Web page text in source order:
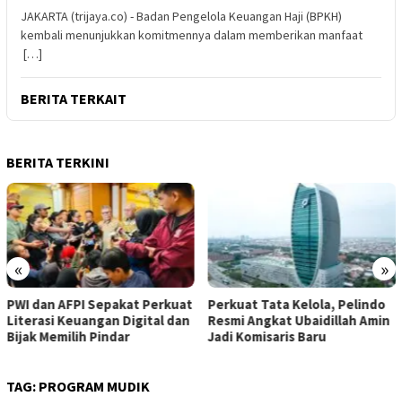
JAKARTA (trijaya.co) - Badan Pengelola Keuangan Haji (BPKH)
kembali menunjukkan komitmennya dalam memberikan manfaat
[…]
BERITA TERKAIT
BERITA TERKINI
« »
​Perkuat Tata Kelola, Pelindo
Resmi Angkat Ubaidillah Amin
Jadi Komisaris Baru
BPKH Limited dan Mitra
Bangun Ekosistem Digital Haji
Terintegrasi
TAG: PROGRAM MUDIK